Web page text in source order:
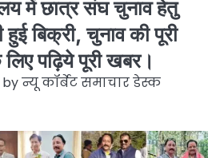
में छात्र संघ चुनाव हेतु
बिक्री, चुनाव की पूरी
पढ़िये पूरी खबर।
byन्यू कॉर्बेट समाचार डेस्क